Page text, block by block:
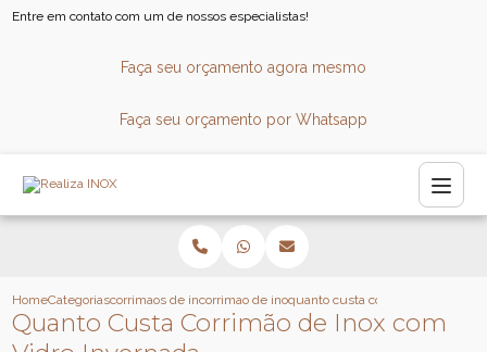
Entre em contato com um de nossos especialistas!
Faça seu orçamento agora mesmo
Faça seu orçamento por Whatsapp
HomeCategoriascorrimaos de inoxcorrimao de inox para banheiroquanto custa corrimao de inox
Quanto Custa Corrimão de Inox com